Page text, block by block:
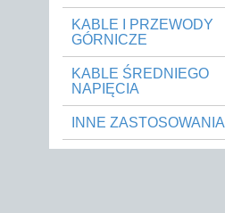
KABLE I PRZEWODY
GÓRNICZE
KABLE ŚREDNIEGO
NAPIĘCIA
INNE ZASTOSOWANIA